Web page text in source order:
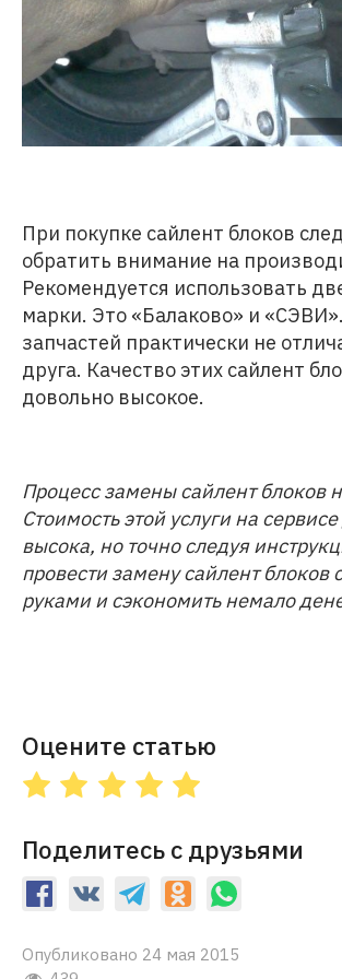
При покупке сайлент блоков
обратить внимание на
Рекомендуется использовать
марки. Это «Балаково» и
запчастей практически не
друга. Качество этих сайлент
довольно высокое.
Процесс замены сайлент блоков
Стоимость этой услуги на
высока, но точно следуя
провести замену сайлент блоков
руками и сэкономить немало
Оцените статью
Поделитесь с друзьями
Опубликовано 24 мая 2015